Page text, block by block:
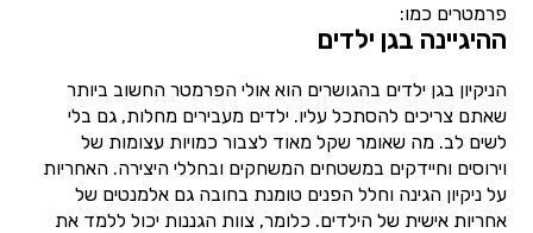
פרמטרים כמו:
ההיגיינה בגן ילדים
הניקיון בגן ילדים בהגושרים הוא אולי הפרמטר החשוב ביותר
שאתם צריכים להסתכל עליו. ילדים מעבירים מחלות, גם בלי
לשים לב. מה שאומר שקל מאוד לצבור כמויות עצומות של
וירוסים וחיידקים במשטחים המשחקים ובחללי היצירה. האחריות
על ניקיון הגינה וחלל הפנים טומנת בחובה גם אלמנטים של
אחריות אישית של הילדים. כלומר, צוות הגננות יכול ללמד את